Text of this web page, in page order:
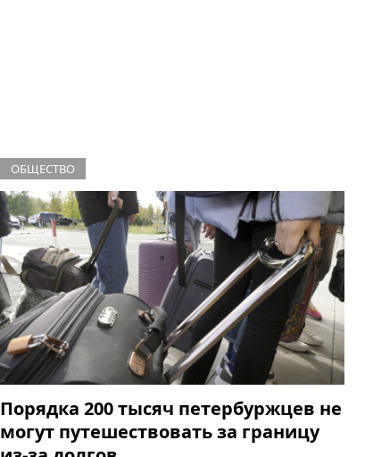
ОБЩЕСТВО
Порядка 200 тысяч петербуржцев не
могут путешествовать за границу